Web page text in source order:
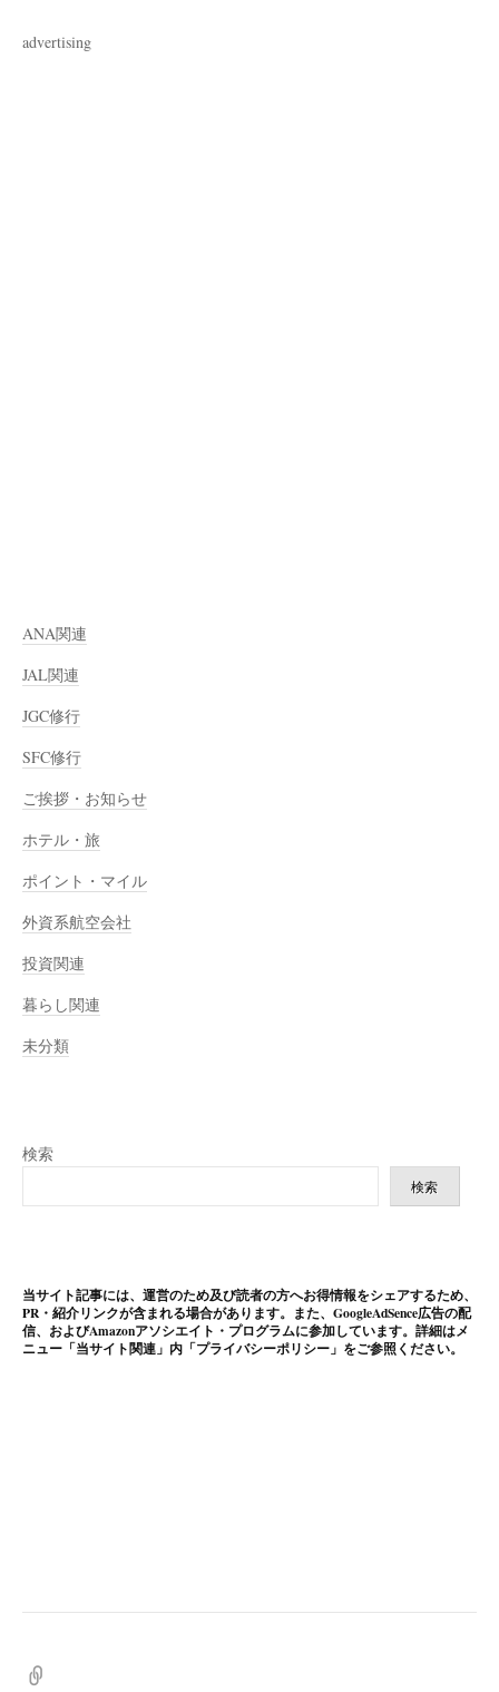
advertising
ANA関連
JAL関連
JGC修行
SFC修行
ご挨拶・お知らせ
ホテル・旅
ポイント・マイル
外資系航空会社
投資関連
暮らし関連
未分類
検索
検索
当サイト記事には、運営のため及び読者の方へお得情報をシェアするため、
PR・紹介リンクが含まれる場合があります。また、GoogleAdSence広告の配
信、およびAmazonアソシエイト・プログラムに参加しています。詳細はメ
ニュー「当サイト関連」内「プライバシーポリシー」をご参照ください。